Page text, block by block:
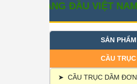
HÀNG ĐẦU VIỆT NAM
SẢN PHẨM
CẦU TRỤC
➤ CẦU TRỤC DẦM ĐƠN